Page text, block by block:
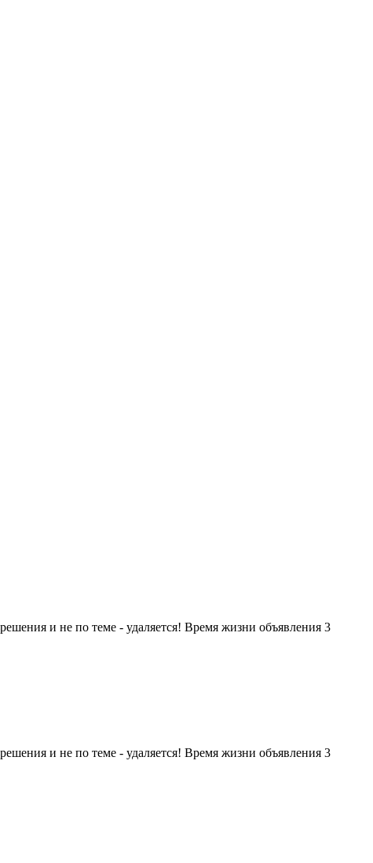
и не по теме - удаляется! Время жизни объявления 3
и не по теме - удаляется! Время жизни объявления 3